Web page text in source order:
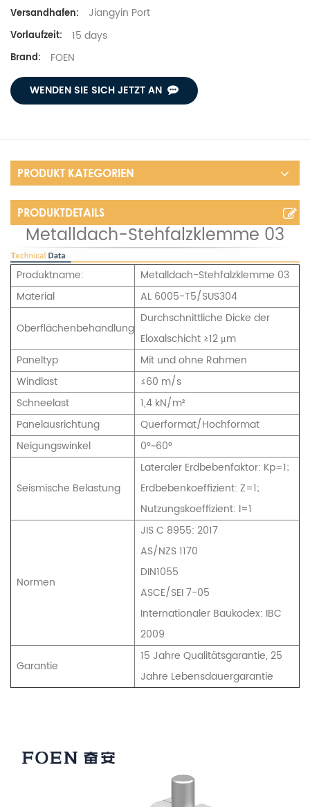
Versandhafen: Jiangyin Port
Vorlaufzeit: 15 days
Brand: FOEN
WENDEN SIE SICH JETZT AN
PRODUKT KATEGORIEN
PRODUKTDETAILS
Metalldach-Stehfalzklemme 03
Produktname:
Metalldach-Stehfalzklemme 03
Material
AL 6005-T5/SUS304
Oberflächenbehandlung
Durchschnittliche Dicke der
Eloxalschicht ≥12 μm
Paneltyp
Mit und ohne Rahmen
Windlast
≤60 m/s
Schneelast
1,4 kN/m²
Panelausrichtung
Querformat/Hochformat
Neigungswinkel
0°~60°
Seismische Belastung
Lateraler Erdbebenfaktor: Kp=1;
Erdbebenkoeffizient: Z=1;
Nutzungskoeffizient: I=1
Normen
JIS C 8955: 2017
AS/NZS 1170
DIN1055
ASCE/SEI 7-05
Internationaler Baukodex: IBC
2009
Garantie
15 Jahre Qualitätsgarantie, 25
Jahre Lebensdauergarantie